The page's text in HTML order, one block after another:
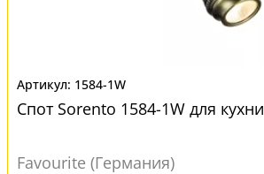
1584-1W
Спот Sorento 1584-1W для кухни
Favourite (Германия)